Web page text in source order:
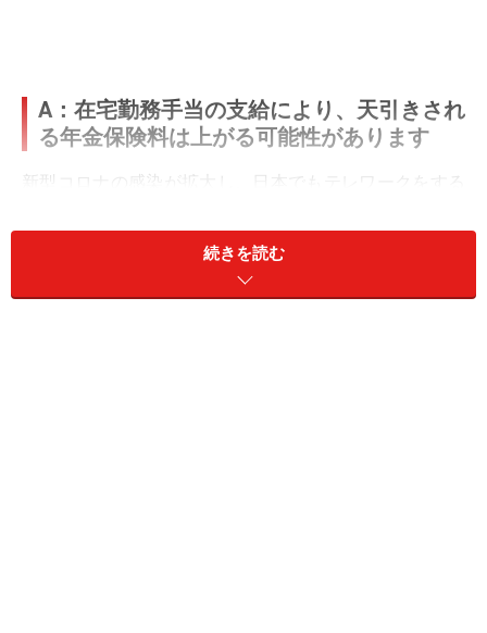
A：在宅勤務手当の支給により、天引きされ
る年金保険料は上がる可能性があります
新型コロナの感染が拡大し、日本でもテレワークをする
増えました。この手当が、毎月天引きされる社会保険料
（健康保険料と年金保険料、介護保険料等）にどのよう
な影響を与えるのかについて解説します。
続きを読む